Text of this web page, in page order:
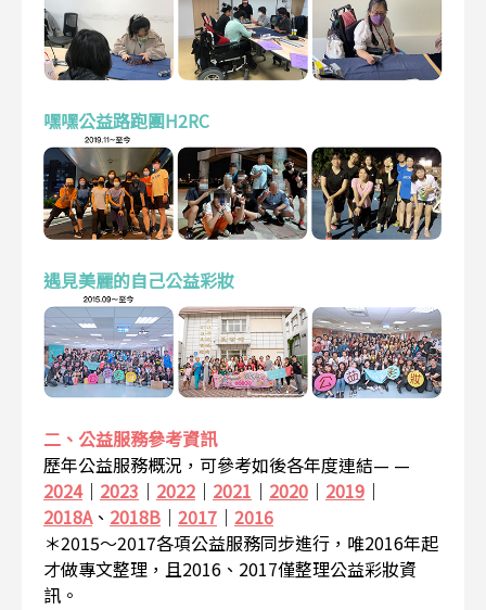
嘿嘿公益路跑團H2RC
遇見美麗的自己公益彩妝
二、公益服務參考資訊
歷年公益服務概況，可參考如後各年度連結— —
2024｜ 2023 ｜ 2022 ｜ 2021 ｜ 2020 ｜ 2019 ｜
2018A、 2018B ｜ 2017 ｜ 2016
＊2015～2017各項公益服務同步進行，唯2016年起
才做專文整理，且2016、2017僅整理公益彩妝資
訊。